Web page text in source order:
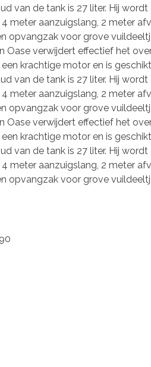
van de tank is 27 liter. Hij
meter aanzuigslang, 2 meter
opvangzak voor grove
Oase verwijdert effectief het
krachtige motor en is
van de tank is 27 liter. Hij
meter aanzuigslang, 2 meter
opvangzak voor grove
Oase verwijdert effectief het
krachtige motor en is
van de tank is 27 liter. Hij
meter aanzuigslang, 2 meter
opvangzak voor grove